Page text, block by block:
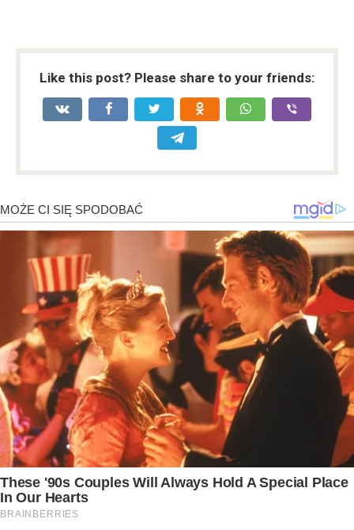
Like this post? Please share to your friends: